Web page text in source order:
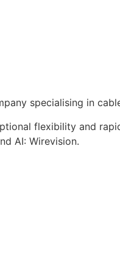
specialising in
flexibility and
AI: Wirevision.